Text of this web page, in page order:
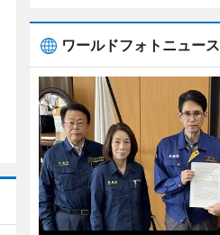
ワールドフォトニュース